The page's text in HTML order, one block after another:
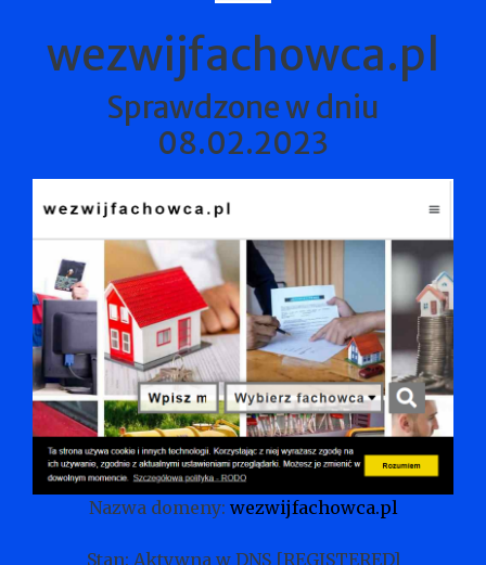
wezwijfachowca.pl
Sprawdzone w dniu
08.02.2023
Nazwa domeny: wezwijfachowca.pl
Stan: Aktywna w DNS [REGISTERED]